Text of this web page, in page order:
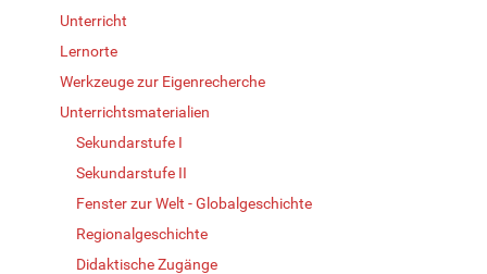
Unterricht
Lernorte
Werkzeuge zur Eigenrecherche
Unterrichtsmaterialien
Sekundarstufe I
Sekundarstufe II
Fenster zur Welt - Globalgeschichte
Regionalgeschichte
Didaktische Zugänge